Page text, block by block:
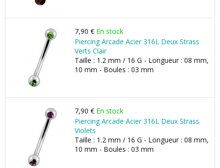
7,90 € En stock
Piercing Arcade Acier 316L Deux Strass
Verts Clair
Taille : 1.2 mm / 16 G - Longueur : 08 mm,
10 mm - Boules : 03 mm
7,90 € En stock
Piercing Arcade Acier 316L Deux Strass
Violets
Taille : 1.2 mm / 16 G - Longueur : 08 mm,
10 mm - Boules : 03 mm